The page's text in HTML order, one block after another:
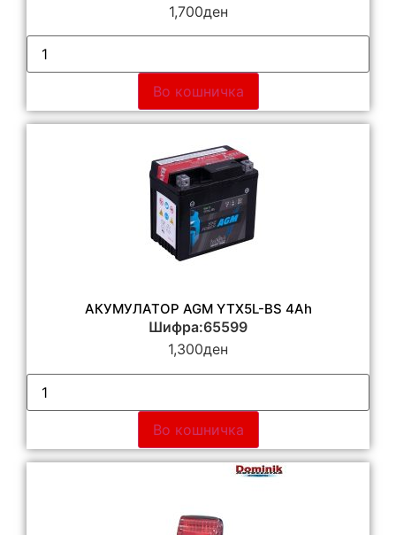
1,700ден
Во кошничка
АКУМУЛАТОР AGM YTX5L-BS 4Ah
Шифра:65599
1,300ден
Во кошничка